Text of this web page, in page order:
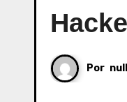
Por